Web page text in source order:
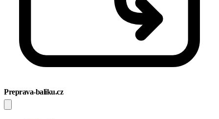
Preprava-baliku.cz